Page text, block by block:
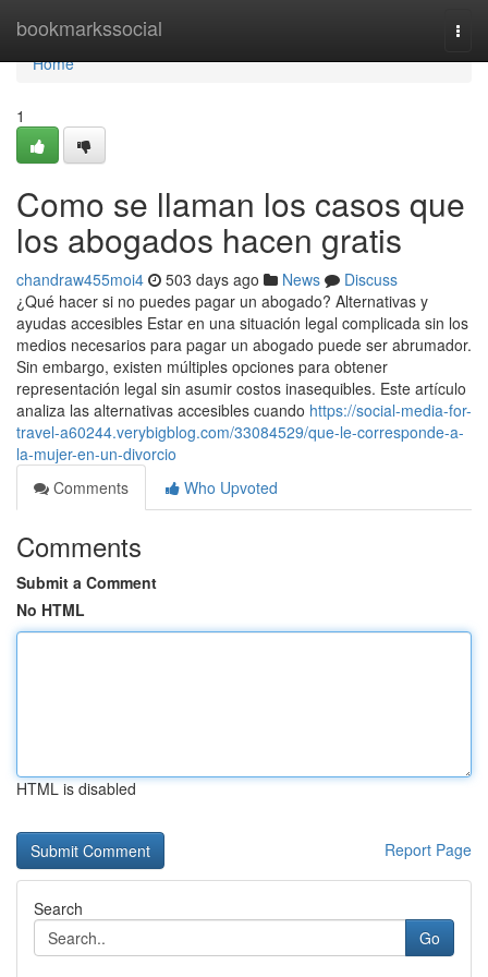
bookmarkssocial
Home
Home
1
Como se llaman los casos que
los abogados hacen gratis
chandraw455moi4 503 days ago News
Discuss
¿Qué hacer si no puedes pagar un abogado? Alternativas y
ayudas accesibles Estar en una situación legal complicada sin los
medios necesarios para pagar un abogado puede ser abrumador.
Sin embargo, existen múltiples opciones para obtener
representación legal sin asumir costos inasequibles. Este artículo
analiza las alternativas accesibles cuando https://social-media-for-
travel-a60244.verybigblog.com/33084529/que-le-corresponde-a-
la-mujer-en-un-divorcio
Comments
Who Upvoted
Comments
Submit a Comment
No HTML
HTML is disabled
Report Page
Search
Go